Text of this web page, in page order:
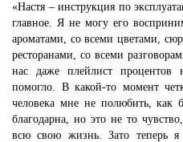
«Настя – инструкция по
главное. Я не могу его
ароматами, со всеми цветами,
ресторанами, со всеми
нас даже плейлист
помогло. В какой-то момент
человека мне не полюбить, как
благодарна, но это не то
всю свою жизнь. Зато теперь